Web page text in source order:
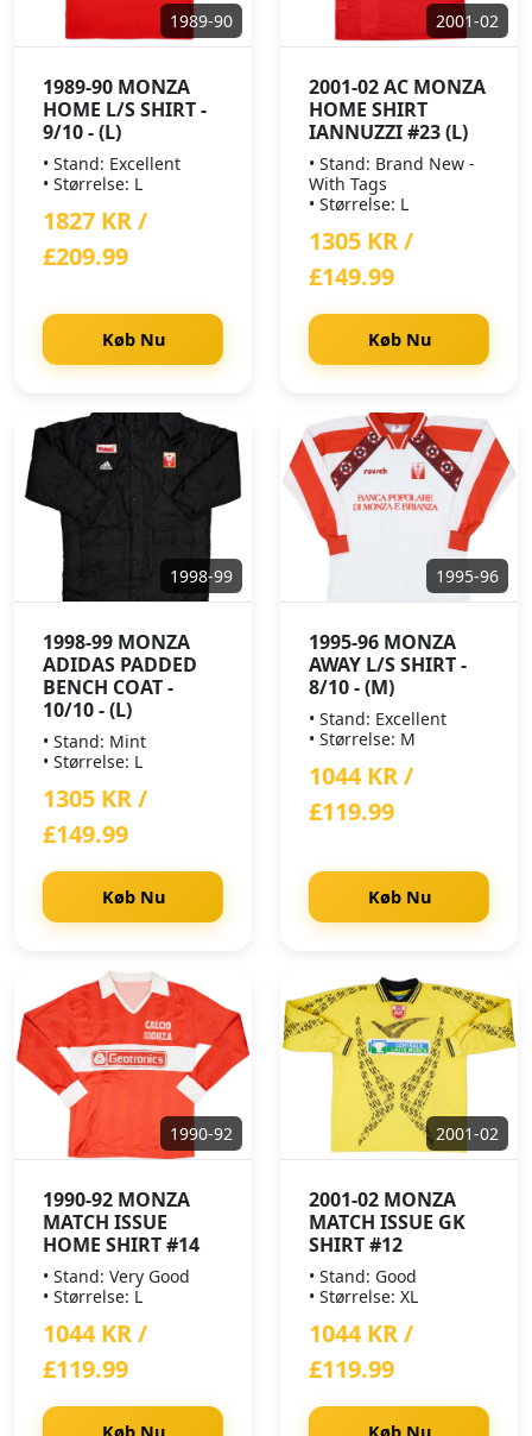
1989-90
1989-90 MONZA
HOME L/S SHIRT -
9/10 - (L)
• Stand: Excellent
• Størrelse: L
1827 KR /
£209.99
Køb Nu
2001-02
2001-02 AC MONZA
HOME SHIRT
IANNUZZI #23 (L)
• Stand: Brand New -
With Tags
• Størrelse: L
1305 KR /
£149.99
Køb Nu
1998-99
1998-99 MONZA
ADIDAS PADDED
BENCH COAT -
10/10 - (L)
• Stand: Mint
• Størrelse: L
1305 KR /
£149.99
Køb Nu
1995-96
1995-96 MONZA
AWAY L/S SHIRT -
8/10 - (M)
• Stand: Excellent
• Størrelse: M
1044 KR /
£119.99
Køb Nu
1990-92
1990-92 MONZA
MATCH ISSUE
HOME SHIRT #14
• Stand: Very Good
• Størrelse: L
1044 KR /
£119.99
2001-02
2001-02 MONZA
MATCH ISSUE GK
SHIRT #12
• Stand: Good
• Størrelse: XL
1044 KR /
£119.99